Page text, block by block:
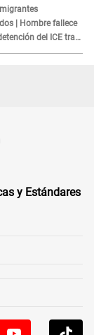
| Hombre fallece
del ICE tras
médica"
y Estándares